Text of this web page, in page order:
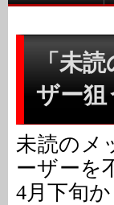
「未
ザー狙
未読のメ
ーザーを
4月下旬